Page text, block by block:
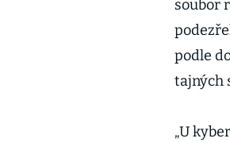
soubor
podle
tajných
„U